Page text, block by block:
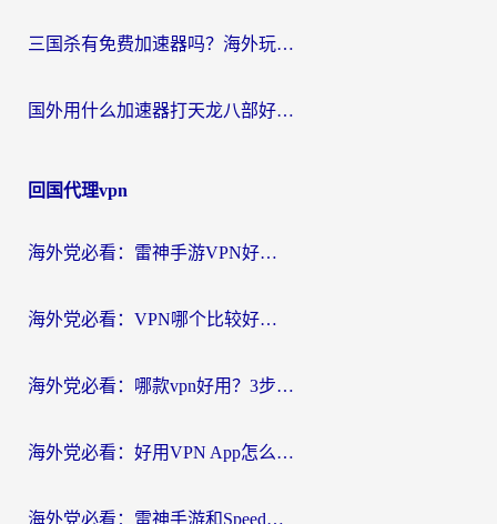
三国杀有免费加速器吗？海外玩家国服畅玩终极指南（附泰国南非专属解决方案）
国外用什么加速器打天龙八部好？2026海外玩家国服游戏加速全攻略
回国代理vpn
海外党必看：雷神手游VPN好用吗？和天速回国VPN对比哪个回国效果更好？附实用加速器选择指南
海外党必看：VPN哪个比较好用？3分钟找到适合你的回国加速方案
海外党必看：哪款vpn好用？3步选对回国加速器，无缝刷剧玩游戏
海外党必看：好用VPN App怎么选？3步教你无缝访问国内资源
海外党必看：雷神手游和SpeedCN好用吗？3招选对回国加速器无缝刷国内资源